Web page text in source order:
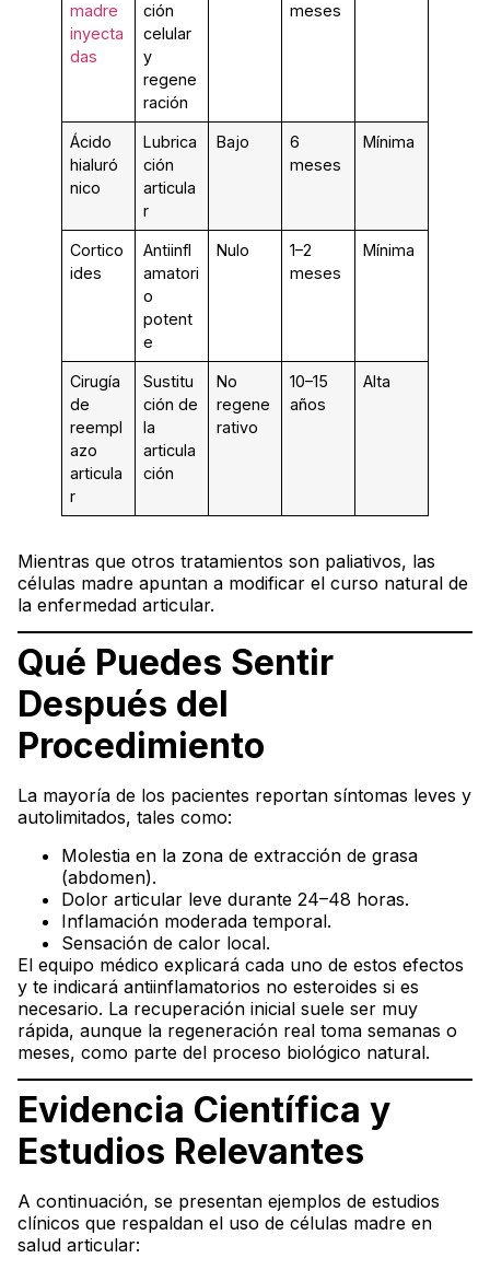
madre
inyecta
das
ción
celular
y
regene
ración
meses
Ácido
hialuró
nico
Lubrica
ción
articula
r
Bajo
6
meses
Mínima
Cortico
ides
Antiinfl
amatori
o
potent
e
Nulo
1–2
meses
Mínima
Cirugía
de
reempl
azo
articula
r
Sustitu
ción de
la
articula
ción
No
regene
rativo
10–15
años
Alta
Mientras que otros tratamientos son paliativos, las
células madre apuntan a modificar el curso natural de
la enfermedad articular.
Qué Puedes Sentir
Después del
Procedimiento
La mayoría de los pacientes reportan síntomas leves y
autolimitados, tales como:
Molestia en la zona de extracción de grasa
(abdomen).
Dolor articular leve durante 24–48 horas.
Inflamación moderada temporal.
Sensación de calor local.
El equipo médico explicará cada uno de estos efectos
y te indicará antiinflamatorios no esteroides si es
necesario. La recuperación inicial suele ser muy
rápida, aunque la regeneración real toma semanas o
meses, como parte del proceso biológico natural.
Evidencia Científica y
Estudios Relevantes
A continuación, se presentan ejemplos de estudios
clínicos que respaldan el uso de células madre en
salud articular: